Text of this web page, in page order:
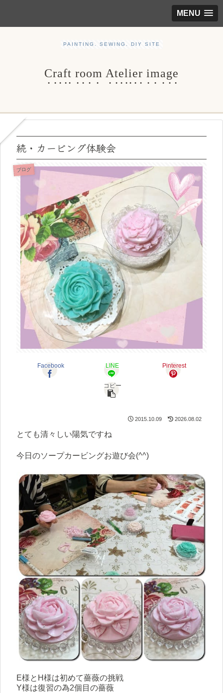
MENU
PAINTING. SEWING. DIY SITE
Craft room Atelier image
続・カービング体験会
ブログ
Facebook LINE Pinterest
コピー
2015.10.09 2026.08.02
とても清々しい陽気ですね
今日のソープカービングお遊び会(^^)
E様とH様は初めて薔薇の挑戦
Y様は復習の為2個目の薔薇